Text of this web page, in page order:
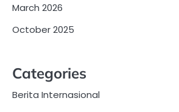
March 2026
October 2025
Categories
Berita Internasional